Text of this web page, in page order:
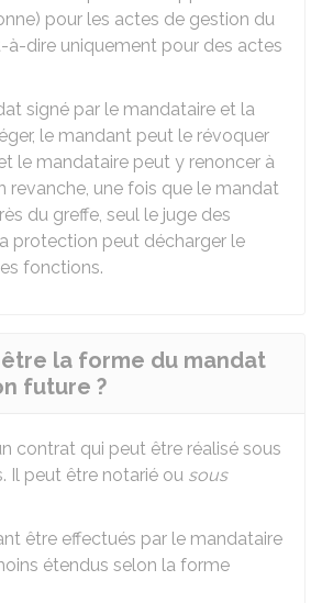
pour les actes de gestion du
à-dire uniquement pour des actes
signé par le mandataire et la
le mandant peut le révoquer
le mandataire peut y renoncer à
revanche, une fois que le mandat
du greffe, seul le juge des
protection peut décharger le
fonctions.
la forme du mandat
future ?
contrat qui peut être réalisé sous
Il peut être notarié ou sous
être effectués par le mandataire
étendus selon la forme